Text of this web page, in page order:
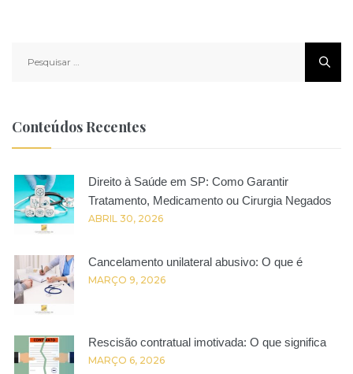
por:
Conteúdos Recentes
Direito à Saúde em SP: Como Garantir
Tratamento, Medicamento ou Cirurgia Negados
ABRIL 30, 2026
Cancelamento unilateral abusivo: O que é
MARÇO 9, 2026
Rescisão contratual imotivada: O que significa
MARÇO 6, 2026